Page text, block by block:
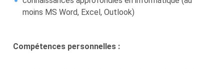
moins MS Word, Excel, Outlook)
Compétences personnelles :